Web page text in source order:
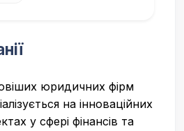
юридичних фірм
на інноваційних
у сфері фінансів та